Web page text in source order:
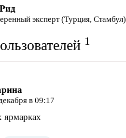
эксперт (Турция, Стамбул)
1
в 09:17
ярмарках